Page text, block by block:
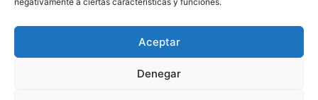
Aceptar
Denegar